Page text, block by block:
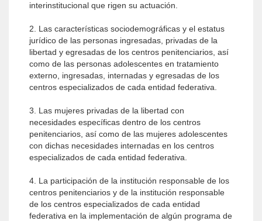
interinstitucional que rigen su actuación.
2. Las características sociodemográficas y el estatus
jurídico de las personas ingresadas, privadas de la
libertad y egresadas de los centros penitenciarios, así
como de las personas adolescentes en tratamiento
externo, ingresadas, internadas y egresadas de los
centros especializados de cada entidad federativa.
3. Las mujeres privadas de la libertad con
necesidades específicas dentro de los centros
penitenciarios, así como de las mujeres adolescentes
con dichas necesidades internadas en los centros
especializados de cada entidad federativa.
4. La participación de la institución responsable de los
centros penitenciarios y de la institución responsable
de los centros especializados de cada entidad
federativa en la implementación de algún programa de